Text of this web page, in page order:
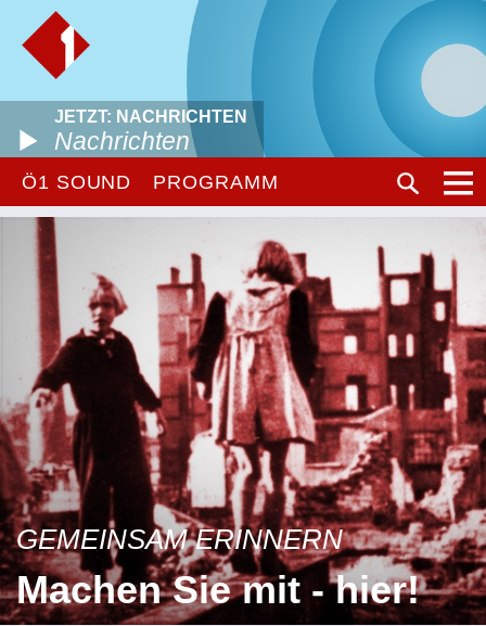
JETZT: NACHRICHTEN
Nachrichten
Ö1 SOUND PROGRAMM
GEMEINSAM ERINNERN
Machen Sie mit - hier!